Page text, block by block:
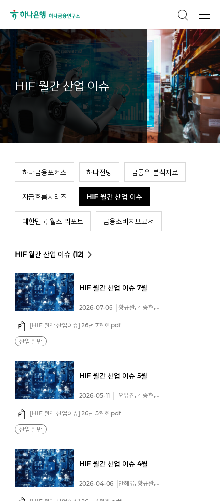
HIF 월간 산업 이슈
하나금융포커스 하나전망 금통위 분석자료
자금흐름시리즈 HIF 월간 산업 이슈
대한민국 웰스 리포트 금융소비자보고서
HIF 월간 산업 이슈 (12)
HIF 월간 산업 이슈 7월
[HIF 월간 산업이슈] 26년 7월호.pdf
산업 일반
2026-07-06 황규완, 김종현, 서유나
HIF 월간 산업 이슈 5월
[HIF 월간 산업이슈] 26년 5월호.pdf
산업 일반
2026-05-11 오유진, 김종현, 이예린
HIF 월간 산업 이슈 4월
2026-04-06 안혜영, 황규완, 김종현